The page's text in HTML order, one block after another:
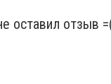
оставил отзыв